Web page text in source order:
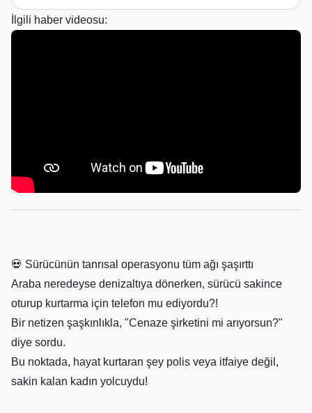
İlgili haber videosu:
💀 Sürücünün tanrısal operasyonu tüm ağı şaşırttı
Araba neredeyse denizaltıya dönerken, sürücü sakince
oturup kurtarma için telefon mu ediyordu?!
Bir netizen şaşkınlıkla, "Cenaze şirketini mi arıyorsun?"
diye sordu.
Bu noktada, hayat kurtaran şey polis veya itfaiye değil,
sakin kalan kadın yolcuydu!